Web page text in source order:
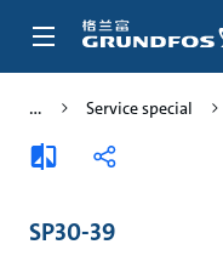
Service special
添
加
分
SP30-39